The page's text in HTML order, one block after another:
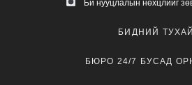
Би нууцлалын нөхцлийг
БИДНИЙ ТУХАЙ
БЮРО 24/7 БУСАД